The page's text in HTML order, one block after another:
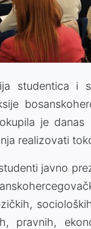
studentica i
je
realizovati
javno
pravnih,